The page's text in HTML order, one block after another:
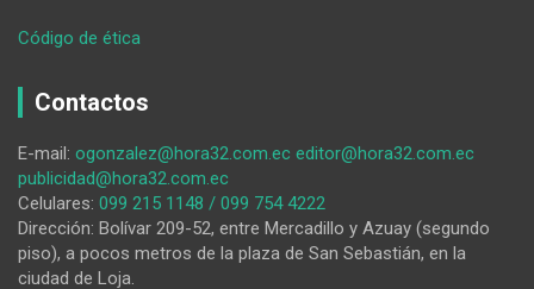
Código de ética
nuevamente
la
UNL
Contactos
E-mail: ogonzalez@hora32.com.ec editor@hora32.com.ec
publicidad@hora32.com.ec
Celulares: 099 215 1148 / 099 754 4222
Dirección: Bolívar 209-52, entre Mercadillo y Azuay (segundo
piso), a pocos metros de la plaza de San Sebastián, en la
ciudad de Loja.